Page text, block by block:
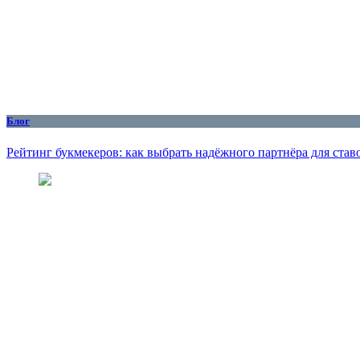
Блог
Рейтинг букмекеров: как выбрать надёжного партнёра для